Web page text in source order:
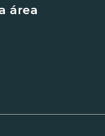
área